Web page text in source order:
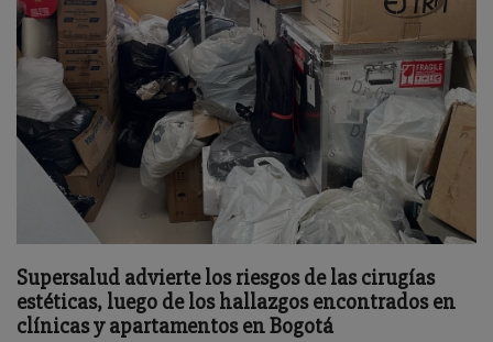
Supersalud advierte los riesgos de las cirugías
estéticas, luego de los hallazgos encontrados en
clínicas y apartamentos en Bogotá